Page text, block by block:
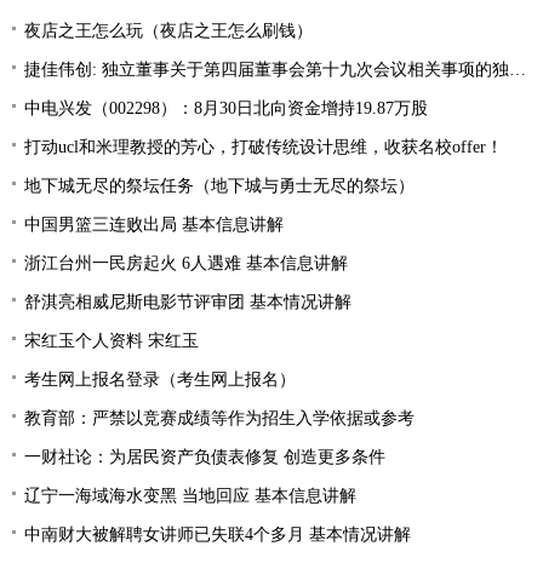
夜店之王怎么玩（夜店之王怎么刷钱）
捷佳伟创: 独立董事关于第四届董事会第十九次会议相关事项的独立意见
中电兴发（002298）：8月30日北向资金增持19.87万股
打动ucl和米理教授的芳心，打破传统设计思维，收获名校offer！
地下城无尽的祭坛任务（地下城与勇士无尽的祭坛）
中国男篮三连败出局 基本信息讲解
浙江台州一民房起火 6人遇难 基本信息讲解
舒淇亮相威尼斯电影节评审团 基本情况讲解
宋红玉个人资料 宋红玉
考生网上报名登录（考生网上报名）
教育部：严禁以竞赛成绩等作为招生入学依据或参考
一财社论：为居民资产负债表修复 创造更多条件
辽宁一海域海水变黑 当地回应 基本信息讲解
中南财大被解聘女讲师已失联4个多月 基本情况讲解